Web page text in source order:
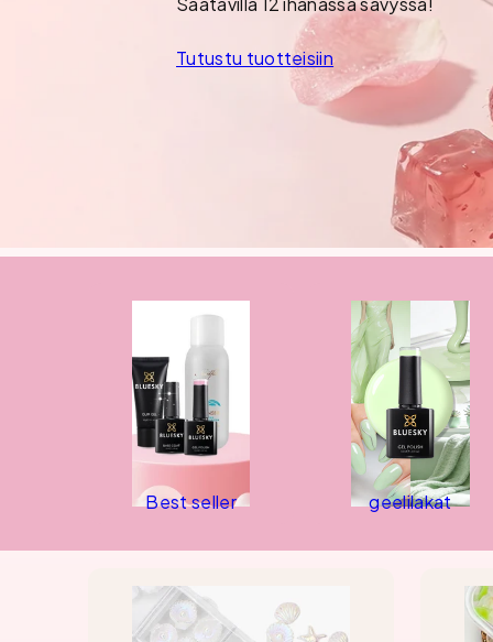
Tutustu tuotteisiin
Best seller geelilakat